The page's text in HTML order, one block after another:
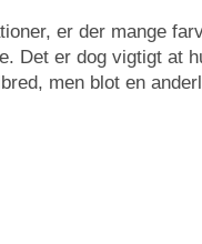
er der mange
Det er dog vigtigt at
men blot en